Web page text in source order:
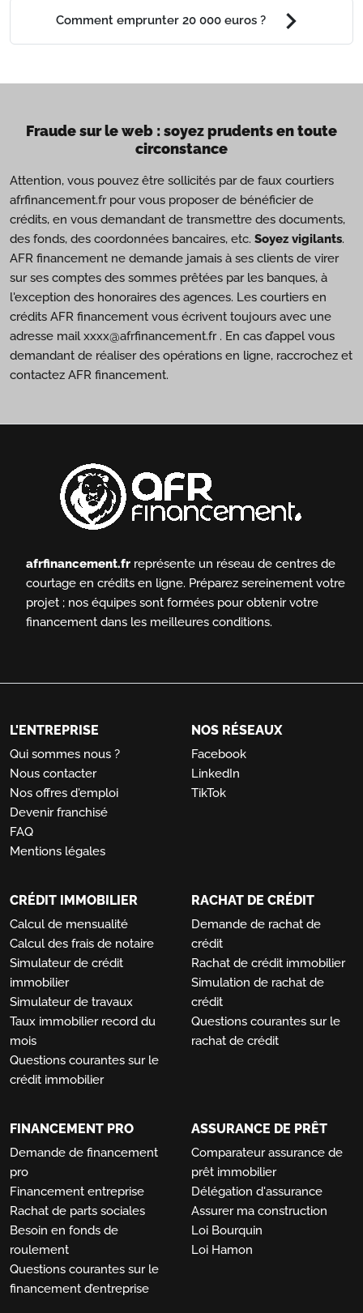
Comment emprunter 20 000 euros ? chevron_right
Fraude sur le web : soyez prudents en toute
circonstance
Attention, vous pouvez être sollicités par de faux courtiers
afrfinancement.fr pour vous proposer de bénéficier de
crédits, en vous demandant de transmettre des documents,
des fonds, des coordonnées bancaires, etc. Soyez vigilants.
AFR financement ne demande jamais à ses clients de virer
sur ses comptes des sommes prêtées par les banques, à
l'exception des honoraires des agences. Les courtiers en
crédits AFR financement vous écrivent toujours avec une
adresse mail xxxx@afrfinancement.fr . En cas d’appel vous
demandant de réaliser des opérations en ligne, raccrochez et
contactez AFR financement.
afrfinancement.fr représente un réseau de centres de
courtage en crédits en ligne. Préparez sereinement votre
projet ; nos équipes sont formées pour obtenir votre
financement dans les meilleures conditions.
L'ENTREPRISE
Qui sommes nous ?
Nous contacter
Nos offres d'emploi
Devenir franchisé
FAQ
Mentions légales
NOS RÉSEAUX
Facebook
LinkedIn
TikTok
CRÉDIT IMMOBILIER
Calcul de mensualité
Calcul des frais de notaire
Simulateur de crédit
immobilier
Simulateur de travaux
Taux immobilier record du
mois
Questions courantes sur le
crédit immobilier
RACHAT DE CRÉDIT
Demande de rachat de
crédit
Rachat de crédit immobilier
Simulation de rachat de
crédit
Questions courantes sur le
rachat de crédit
FINANCEMENT PRO
Demande de financement
pro
Financement entreprise
Rachat de parts sociales
Besoin en fonds de
roulement
Questions courantes sur le
financement d’entreprise
ASSURANCE DE PRÊT
Comparateur assurance de
prêt immobilier
Délégation d'assurance
Assurer ma construction
Loi Bourquin
Loi Hamon